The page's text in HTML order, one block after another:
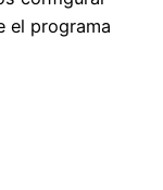
el programa